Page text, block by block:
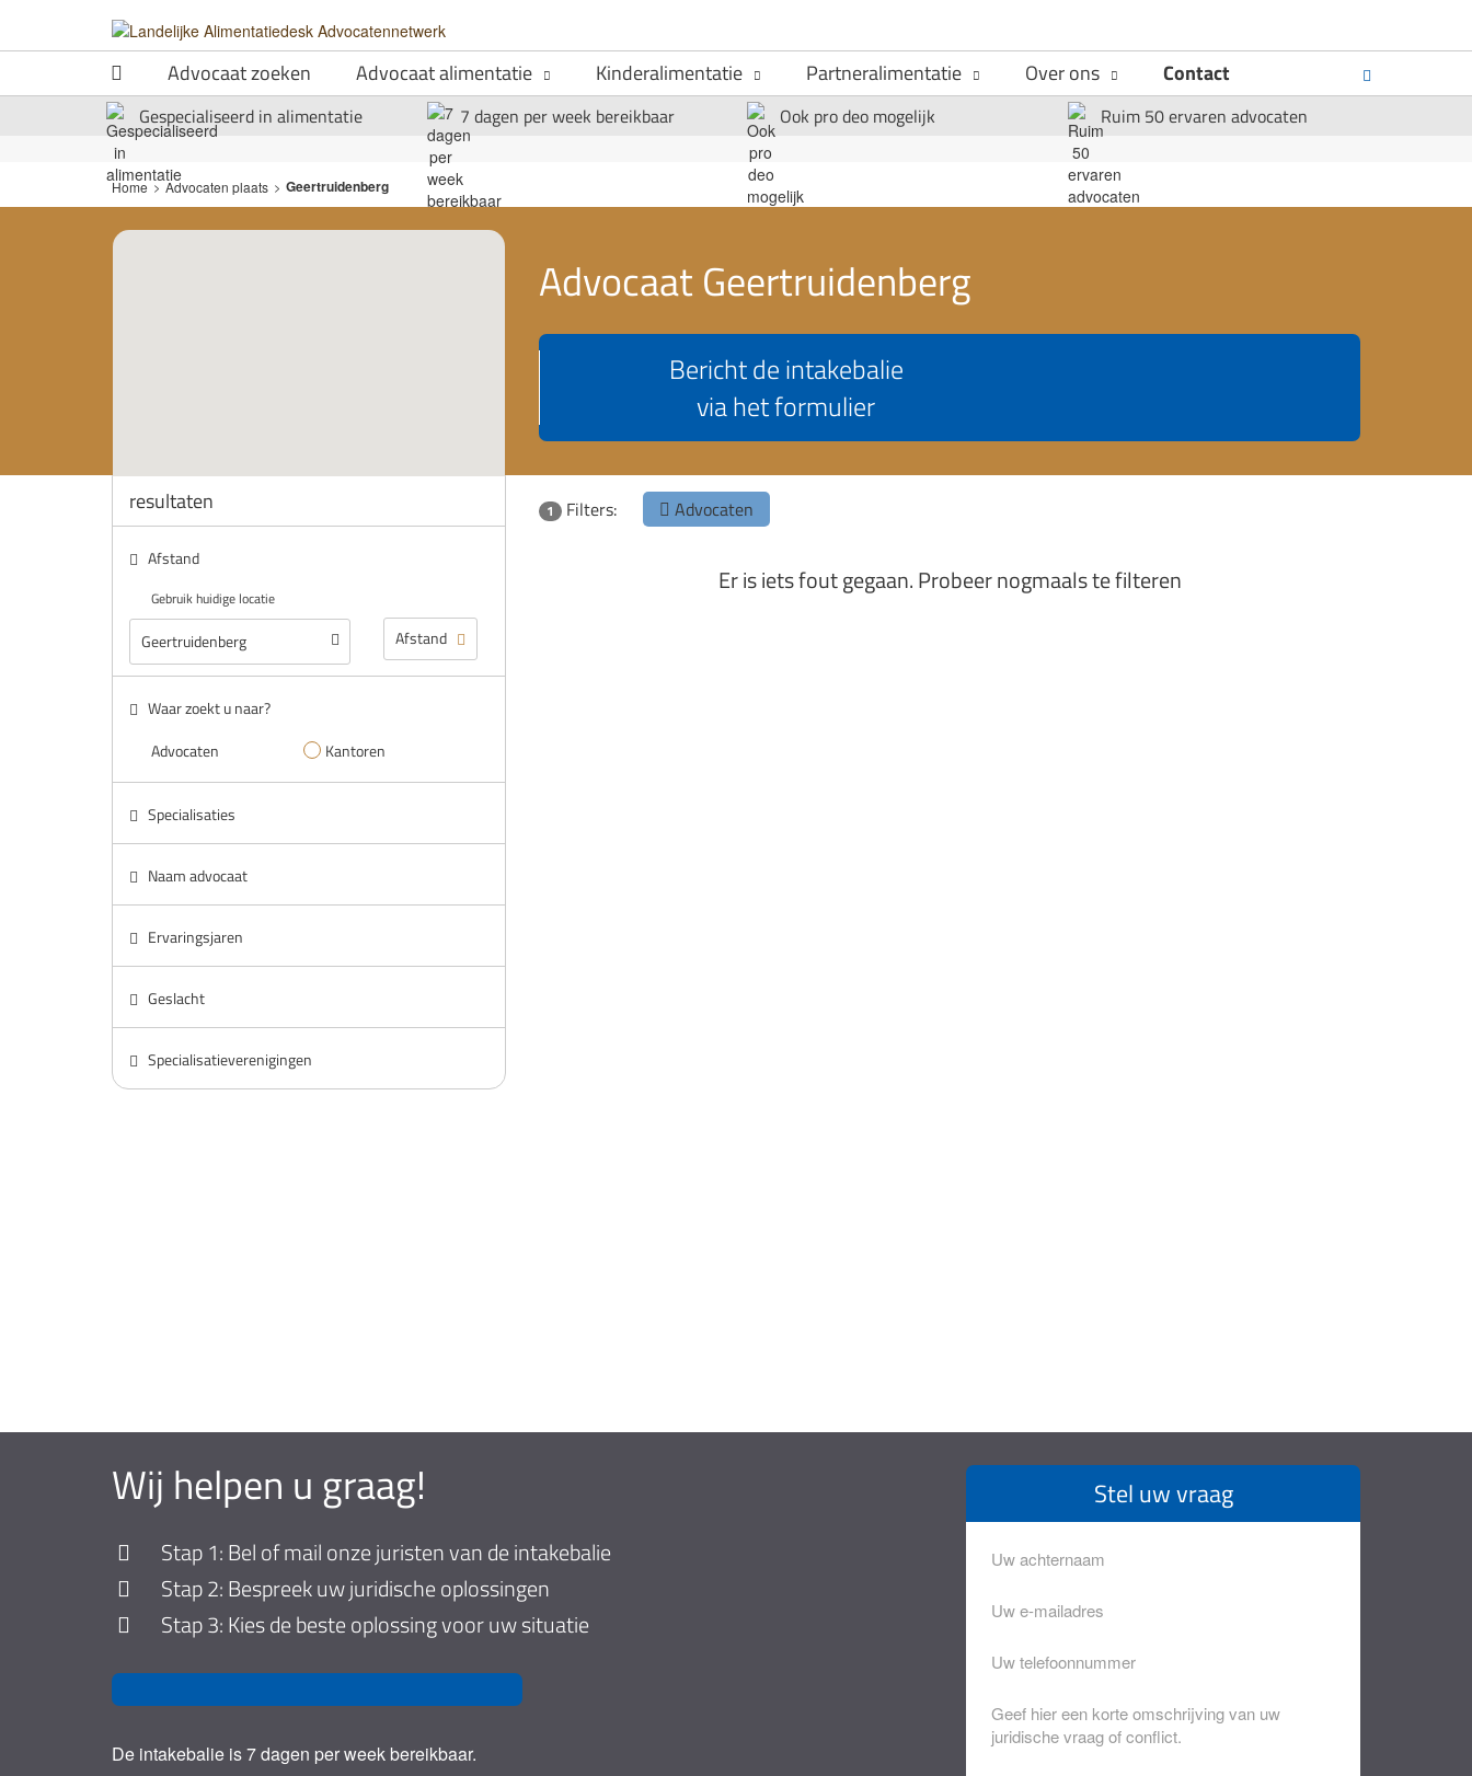
Advocaat zoeken Advocaat alimentatie Kinderalimentatie Partneralimentatie Over ons Contact
Gespecialiseerd in alimentatie 7 dagen per week bereikbaar Ook pro deo mogelijk Ruim 50 ervaren advocaten
Home > Advocaten plaats > Geertruidenberg
Advocaat Geertruidenberg
Bericht de intakebalie
via het formulier
resultaten
Afstand
Gebruik huidige locatie
Waar zoekt u naar?
Advocaten
Kantoren
Specialisaties
Naam advocaat
Ervaringsjaren
Geslacht
Specialisatieverenigingen
1 Filters: Advocaten
Er is iets fout gegaan. Probeer nogmaals te filteren
Wij helpen u graag!
Stap 1: Bel of mail onze juristen van de intakebalie
Stap 2: Bespreek uw juridische oplossingen
Stap 3: Kies de beste oplossing voor uw situatie
De intakebalie is 7 dagen per week bereikbaar.
Stel uw vraag
Achternaam
Eventuele
opmerkingen